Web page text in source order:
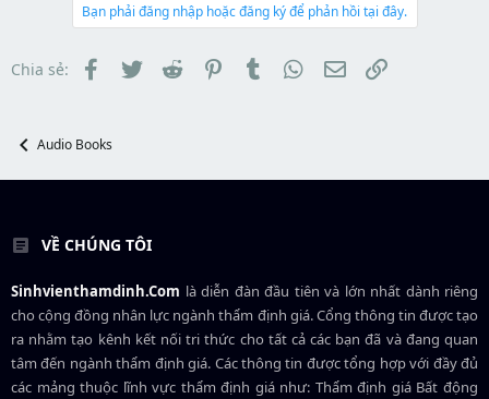
e
r
d
s
a
r
ắ
t
Bạn phải đăng nhập hoặc đăng ký để phản hồi tại đây.
Chia sẻ: Facebook
TwitterReddit PinterestTumblr WhatsApp
EmailLink
Audio Books
VỀ CHÚNG TÔI
Sinhvienthamdinh.Com là diễn đàn đầu tiên và lớn nhất dành riêng
cho cộng đồng nhân lực ngànhthẩm định giá. Cổng thông tin được tạo
ra nhằm tạo kênh kết nối tri thức cho tất cả các bạn đã và đang quan
tâm đến ngành thẩm định giá. Các thông tin được tổng hợp với đầy đủ
các mảng thuộc lĩnh vực thẩm định giá như: Thẩm định giá Bất động